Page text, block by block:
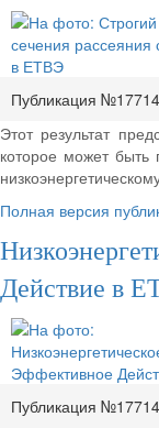
Публикация
Этот результат
которое может быть
Полная версия
Действие в
Публикация